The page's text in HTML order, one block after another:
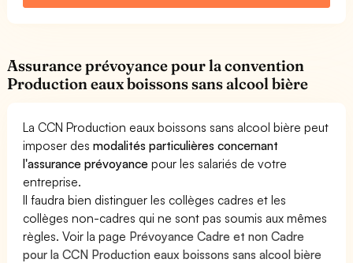
Assurance prévoyance pour la convention
Production eaux boissons sans alcool bière
La CCN Production eaux boissons sans alcool bière peut
imposer desmodalités particulières concernant
l'assurance prévoyance pour les salariés de votre
entreprise.
Il faudra bien distinguer les collèges cadres et les
collèges non-cadres qui ne sont pas soumis aux mêmes
règles. Voir la page Prévoyance Cadre et non Cadre
pour la CCN Production eaux boissons sans alcool bière